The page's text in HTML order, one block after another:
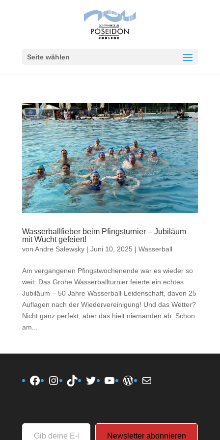
Seite wählen
Wasserballfieber beim Pfingsturnier – Jubiläum
mit Wucht gefeiert!
von Andre Salewsky| Juni 10, 2025 | Wasserball
Am vergangenen Pfingstwochenende war es wieder so
weit: Das Grohe Wasserballturnier feierte ein echtes
Jubiläum – 50 Jahre Wasserball-Leidenschaft, davon 25
Auflagen nach der Wiedervereinigung! Und das Wetter?
Nicht ganz perfekt, aber das hielt niemanden ab: Schon
am...
Facebook
Instagram
TikTokTwitterYouTube
WordPress
E-Mail
Newsletter abonnieren